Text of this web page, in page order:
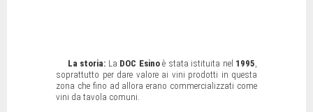
La storia: La DOC Esinoè stata istituita nel 1995
soprattutto per dare valore ai vini prodotti in questa
zona che fino ad allora erano commercializzati come
vini da tavola comuni.